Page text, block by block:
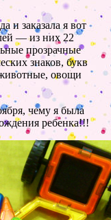
и заказала я вот
— из них 22
прозрачные
знаков, букв
овощи
чему я была
ребенка!!!